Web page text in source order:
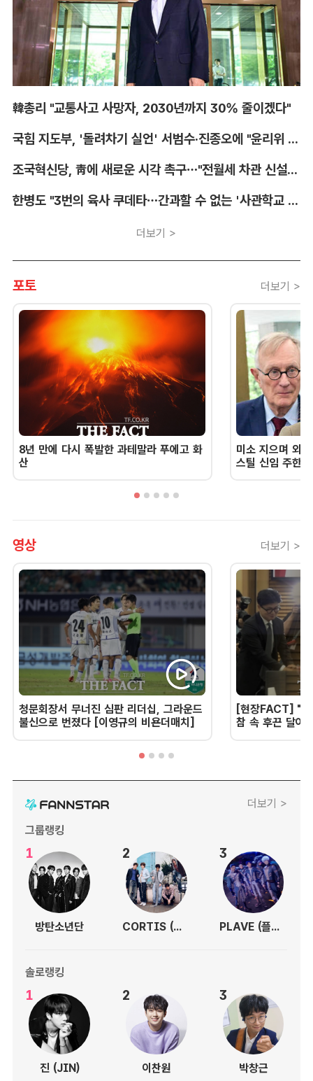
韓총리 "교통사고 사망자, 2030년까지 30% 줄이겠다"
국힘 지도부, '돌려차기 실언' 서범수·진종오에 "윤리위 엄중 조치"
조국혁신당, 靑에 새로운 시각 촉구…"전월세 차관 신설해야"
한병도 "3번의 육사 쿠데타…간과할 수 없는 '사관학교 통합' 명분"
더보기 >
포토 더보기 >
8년 만에 다시 폭발한 과테말라 푸에고 화
산
미소 지으며 외
스틸 신임 주한
영상 더보기 >
청문회장서 무너진 심판 리더십, 그라운드
불신으로 번졌다 [이영규의 비욘더매치]
[현장FACT] "한
참 속 후끈 달아
더보기 >
그룹랭킹
1
방탄소년단
2
CORTIS (코르티스)
3
PLAVE (플레이브)
솔로랭킹
1
진 (JIN)
2
이찬원
3
박창근